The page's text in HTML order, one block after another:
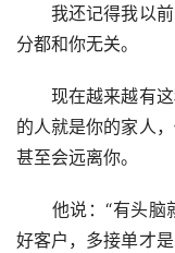
我还记得我以前
分都和你无关。
现在越来越有这
的人就是你的家人
甚至会远离你。
他说：“有头脑
好客户，多接单才